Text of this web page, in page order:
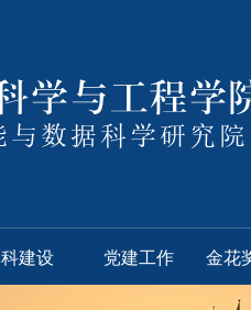
建设 党建工作 金花